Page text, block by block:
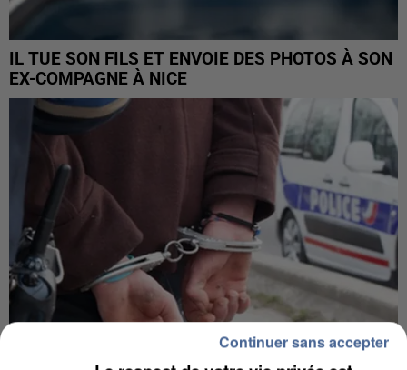
IL TUE SON FILS ET ENVOIE DES PHOTOS À SON
EX-COMPAGNE À NICE
Continuer sans accepter